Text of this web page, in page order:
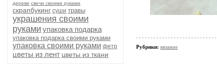
дереве свечи своими руками
скрапбукинг суши травы
украшения своими
руками упаковка подарка
упаковка подарка своими руками
упаковка своими руками фетр
цветы из лент цветы из ткани
Рубрики: вязание